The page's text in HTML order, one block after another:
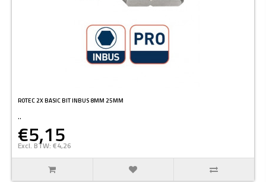
ROTEC 2X BASIC BIT INBUS 8MM 25MM
..
€5,15
Excl. BTW: €4,26